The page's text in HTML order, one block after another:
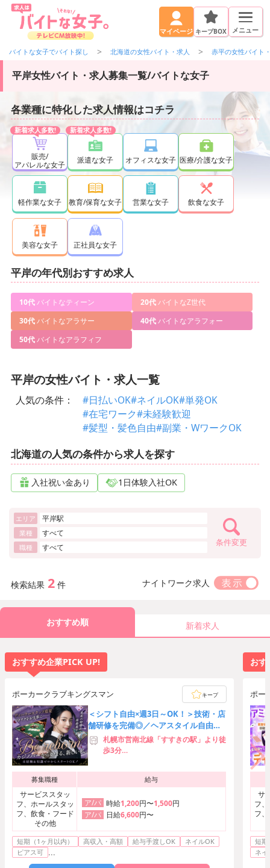
マイページ キープBOX メニュー
バイトな女子でバイト探し 北海道の女性バイト・求人 赤平の女性バイト
平岸女性バイト・求人募集一覧/バイトな女子
各業種に特化した求人情報はコチラ
販売/
アパレルな女子
派遣な女子 オフィスな女子 医療/介護な女子
軽作業な女子 教育/保育な女子 営業な女子 飲食な女子
美容な女子 正社員な女子
平岸の年代別おすすめ求人
10代バイトなティーン 20代バイトなZ世代
30代バイトなアラサー 40代バイトなアラフォー
50代バイトなアラフィフ
平岸の女性バイト・求人一覧
人気の条件： #日払いOK#ネイルOK#単発OK
#在宅ワーク#未経験歓迎
#髪型・髪色自由#副業・WワークOK
北海道の人気の条件から求人を探す
入社祝い金あり 1日体験入社OK
エリア 平岸駅
業種 すべて
職種 すべて 条件変更
検索結果 2 件 ナイトワーク求人
おすすめ順 新着求人
おすすめ企業PICK UP!
ポーカークラブキングスマン キープ
＜シフト自由×週3日～OK！＞技術・店
舗研修を完備◎／ヘアスタイル自由／
駅チカ徒歩4分♪
札幌市営南北線「すすきの駅」より徒
歩3分
り徒歩5分
札幌市営南北線「大通駅」より徒歩7
募集職種 給与
サービススタッ
フ、ホールスタッ
フ、飲食・フード
その他
ア/パ 時給1,200円〜1,500円
ア/パ 日給6,600円〜
短期（1ヶ月以内） 高収入・高額 給与手渡しOK
ネイルOK
ピアス可
...
おす
ポー
サ
フ
フ
短期
ネ